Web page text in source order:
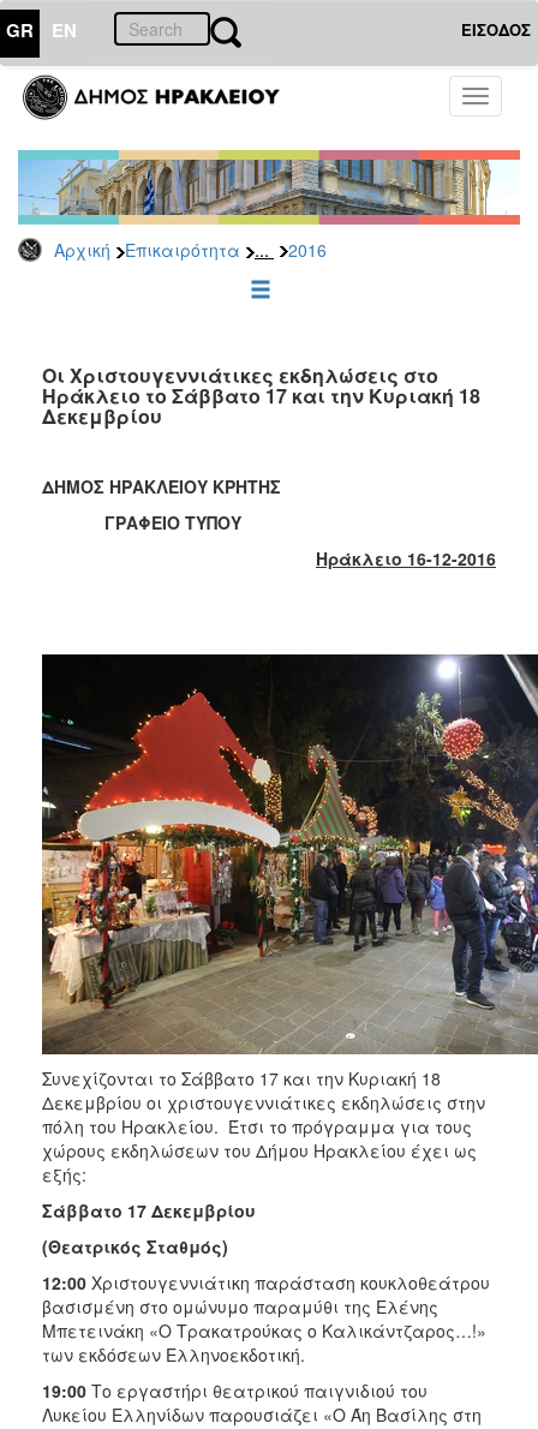
GR EN ΕΙΣΟΔΟΣ
Toggle
Αρχική Επικαιρότητα ... 2016
ΕΠΙΚΑΙΡΟΤΗΤΑ
Τύπου
Αρχείο
2026
2025
2022
2021
2019
2018
2013
2011
2010
2006
ΔΗΜΟΤΗΣ
ΕΠΙΣΚΕΠΤΗΣ
ΗΡΑΚΛΕΙΟ
Οι Χριστουγεννιάτικες εκδηλώσεις στο
Ηράκλειο το Σάββατο 17 και την Κυριακή 18
Δεκεμβρίου
ΔΗΜΟΣ ΗΡΑΚΛΕΙΟΥ ΚΡΗΤΗΣ
ΓΡΑΦΕΙΟ ΤΥΠΟΥ
Ηράκλειο 16-12-2016
Συνεχίζονται το Σάββατο 17 και την Κυριακή 18
Δεκεμβρίου οι χριστουγεννιάτικες εκδηλώσεις στην
πόλη του Ηρακλείου. Έτσι το πρόγραμμα για τους
χώρους εκδηλώσεων του Δήμου Ηρακλείου έχει ως
εξής:
Σάββατο 17 Δεκεμβρίου
(Θεατρικός Σταθμός)
12:00 Χριστουγεννιάτικη παράσταση κουκλοθεάτρου
βασισμένη στο ομώνυμο παραμύθι της Ελένης
Μπετεινάκη «Ο Τρακατρούκας ο Καλικάντζαρος…!»
των εκδόσεων Ελληνοεκδοτική.
19:00 Το εργαστήρι θεατρικού παιγνιδιού του
Λυκείου Ελληνίδων παρουσιάζει «Ο Άη Βασίλης στη